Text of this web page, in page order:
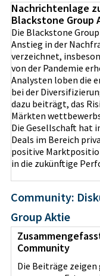
Nachrichtenlage
Blackstone Group
Die Blackstone
Anstieg in der
verzeichnet,
von der Pandemie
Analysten loben die
bei der
dazu beiträgt, das
Märkten
Die Gesellschaft hat
Deals im Bereich
positive
in die zukünftige
Community:
Group Aktie
Community
Die Beiträge